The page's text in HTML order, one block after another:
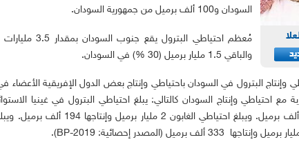
السودان و100 ألف برميل من جمهورية السودان.
والباقي 1.5 مليار برميل (30 %) في السودان.
وإنتاجها 190 ألف برميل. ويبلغ احتياطي